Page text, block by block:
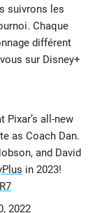
suivrons les
Chaque
différent
sur Disney+
Pixar’s all-new
as Coach Dan.
and David
in 2023!
2022